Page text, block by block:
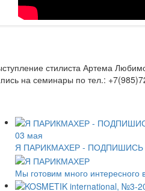
стилиста Артема
на семинары по тел.:
03 мая
Я ПАРИКМАХЕР - ПОДПИШИСЬ
Мы готовим много интересного